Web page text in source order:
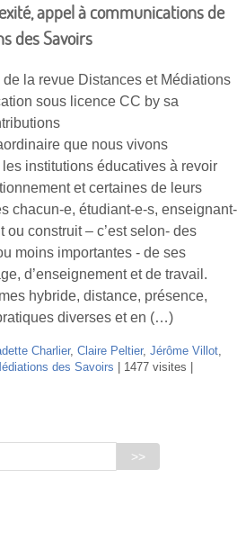
appel à communications de
des Savoirs
la revue Distances et Médiations
sous licence CC by sa
que nous vivons
institutions éducatives à revoir
et certaines de leurs
chacun-e, étudiant-e-s, enseignant-
ou construit – c’est selon- des
moins importantes - de ses
d’enseignement et de travail.
hybride, distance, présence,
diverses et en (…)
Charlier, Claire Peltier, Jérôme Villot,
des Savoirs
1477 visites